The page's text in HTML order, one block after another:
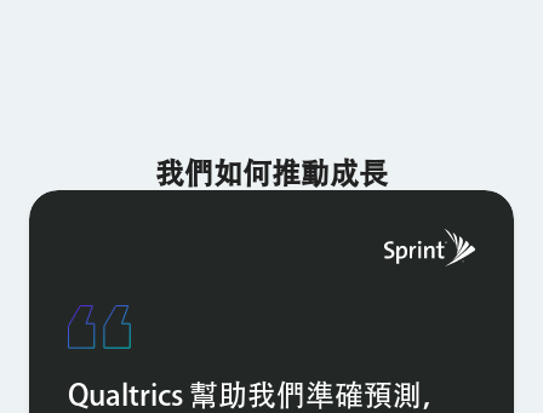
我們如何推動成長
Qualtrics 幫助我們準確預測，